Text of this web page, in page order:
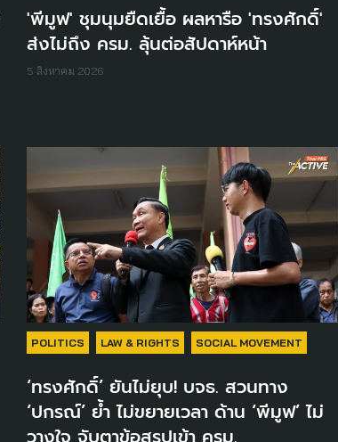
'พีมูฟ' ชุมนุมยืดเยื้อ ผลหารือ 'ทรงศักดิ์'
ส่งไม่ถึง ครม. ลุ้นต่อสัปดาห์หน้า
5 สิงหาคม 2026
POLITICS LAW & RIGHTS SOCIAL MOVEMENT
‘ทรงศักดิ์’ ยันไม่ยุบ! บจธ. สวนทาง
‘ปกรณ์’ ย้ำ ไม่ขยายเวลา ด้าน ‘พีมูฟ’ ไม่
วางใจ จับตาข้อสรุปเข้า ครม.